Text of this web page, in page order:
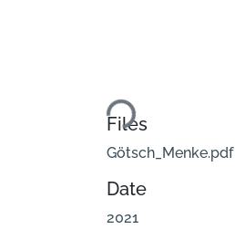
Loading...
Files
Götsch_Menke.pdf
Date
2021